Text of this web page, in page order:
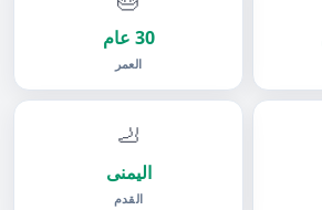
30 عام
العمر
🦶
اليمنى
القدم